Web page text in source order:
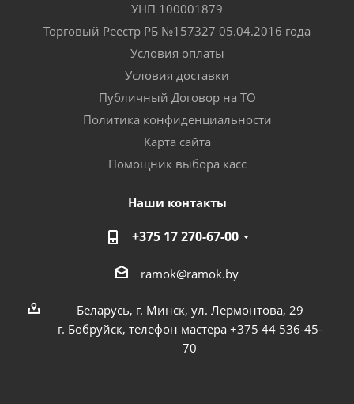
УНП 100001879
Торговый Реестр РБ №157327 05.04.2016 года
Условия оплаты
Условия доставки
Публичный Договор на ТО
Политика конфиденциальности
Карта сайта
Помощник выбора касс
Наши контакты
+375 17 270-67-00
ramok@ramok.by
Беларусь, г. Минск, ул. Лермонтова, 29
г. Бобруйск, телефон мастера +375 44 536-45-
70